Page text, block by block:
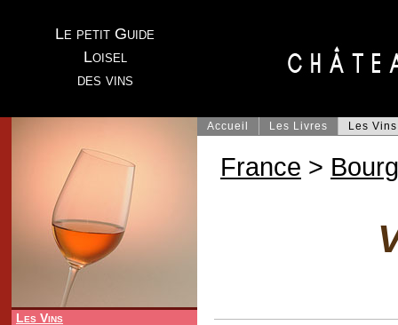
Le petit Guide
Loisel
des vins
Les Vins
Accueil Les Livres Les Vins
France >